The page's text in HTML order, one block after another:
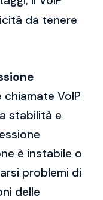
da tenere
chiamate VoIP
stabilità e
è instabile o
problemi di
delle